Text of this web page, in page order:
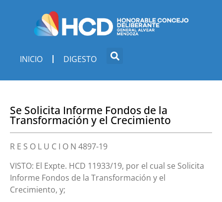
INICIO DIGESTO
Se Solicita Informe Fondos de la
Transformación y el Crecimiento
R E S O L U C I O N 4897-19
VISTO: El Expte. HCD 11933/19, por el cual se Solicita
Informe Fondos de la Transformación y el
Crecimiento, y;